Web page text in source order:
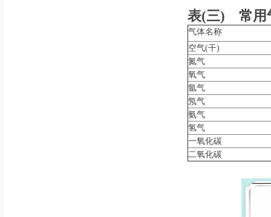
表(三) 常用
气体名称
空气(干)
氮气
氧气
氩气
氖气
氨气
氢气
一氧化碳
二氧化碳